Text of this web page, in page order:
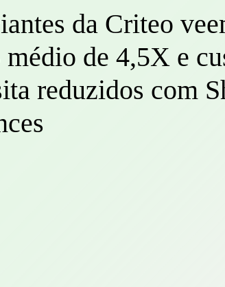
da Criteo
de 4,5X e
reduzidos com